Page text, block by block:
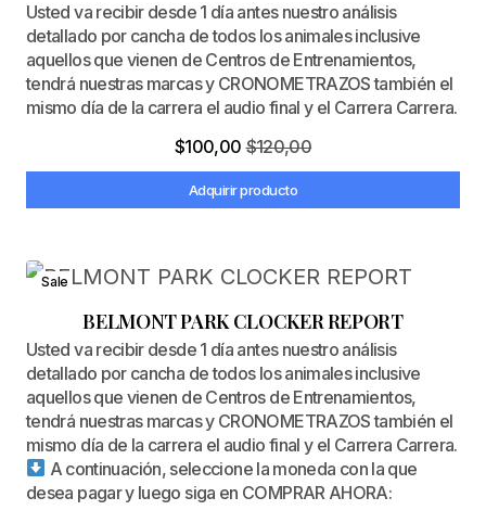
Usted va recibir desde 1 día antes nuestro análisis
detallado por cancha de todos los animales inclusive
aquellos que vienen de Centros de Entrenamientos,
tendrá nuestras marcas y CRONOMETRAZOS también el
mismo día de la carrera el audio final y el Carrera Carrera.
$120,00
$100,00
Adquirir producto
Sale
BELMONT PARK CLOCKER REPORT
Usted va recibir desde 1 día antes nuestro análisis
detallado por cancha de todos los animales inclusive
aquellos que vienen de Centros de Entrenamientos,
tendrá nuestras marcas y CRONOMETRAZOS también el
mismo día de la carrera el audio final y el Carrera Carrera.
A continuación, seleccione la moneda con la que
desea pagar y luego siga en COMPRAR AHORA: